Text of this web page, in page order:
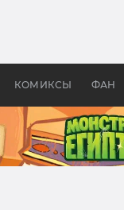
КОМИКСЫ ФАН
—